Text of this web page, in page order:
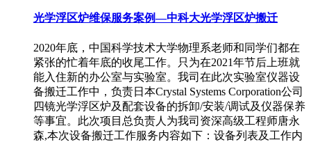
光学浮区炉维保服务案例—中科大光学浮区炉搬迁
2020年底，中国科学技术大学物理系老师和同学们都在
紧张的忙着年底的收尾工作。只为在2021年节后上班就
能入住新的办公室与实验室。我司在此次实验室仪器设
备搬迁工作中，负责日本Crystal Systems Corporation公司
四镜光学浮区炉及配套设备的拆卸/安装/调试及仪器保养
等事宜。此次项目总负责人为我司资深高级工程师唐永
森,本次设备搬迁工作服务内容如下：设备列表及工作内